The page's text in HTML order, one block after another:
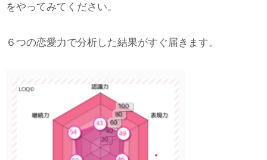
をやってみてください。
６つの恋愛力で分析した結果がすぐ届きます。